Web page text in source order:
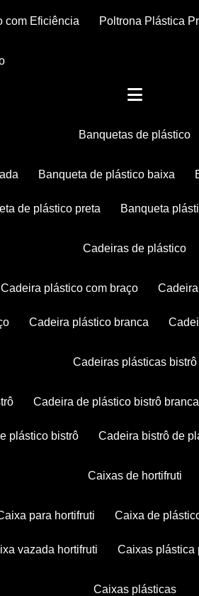
com Eficiência Poltrona Plástica
banquetas de plástico
banqueta de plástico baixa
de plástico preta banqueta
cadeiras de plástico
cadeira plástico com braço
cadeira plástico branca
cadeiras plásticas bistrô
cadeira de plástico bistrô branca
plástico bistrô cadeira bistrô de
caixas de hortifruti
caixa para hortifruti caixa de
vazada hortifruti caixas
caixas plásticas